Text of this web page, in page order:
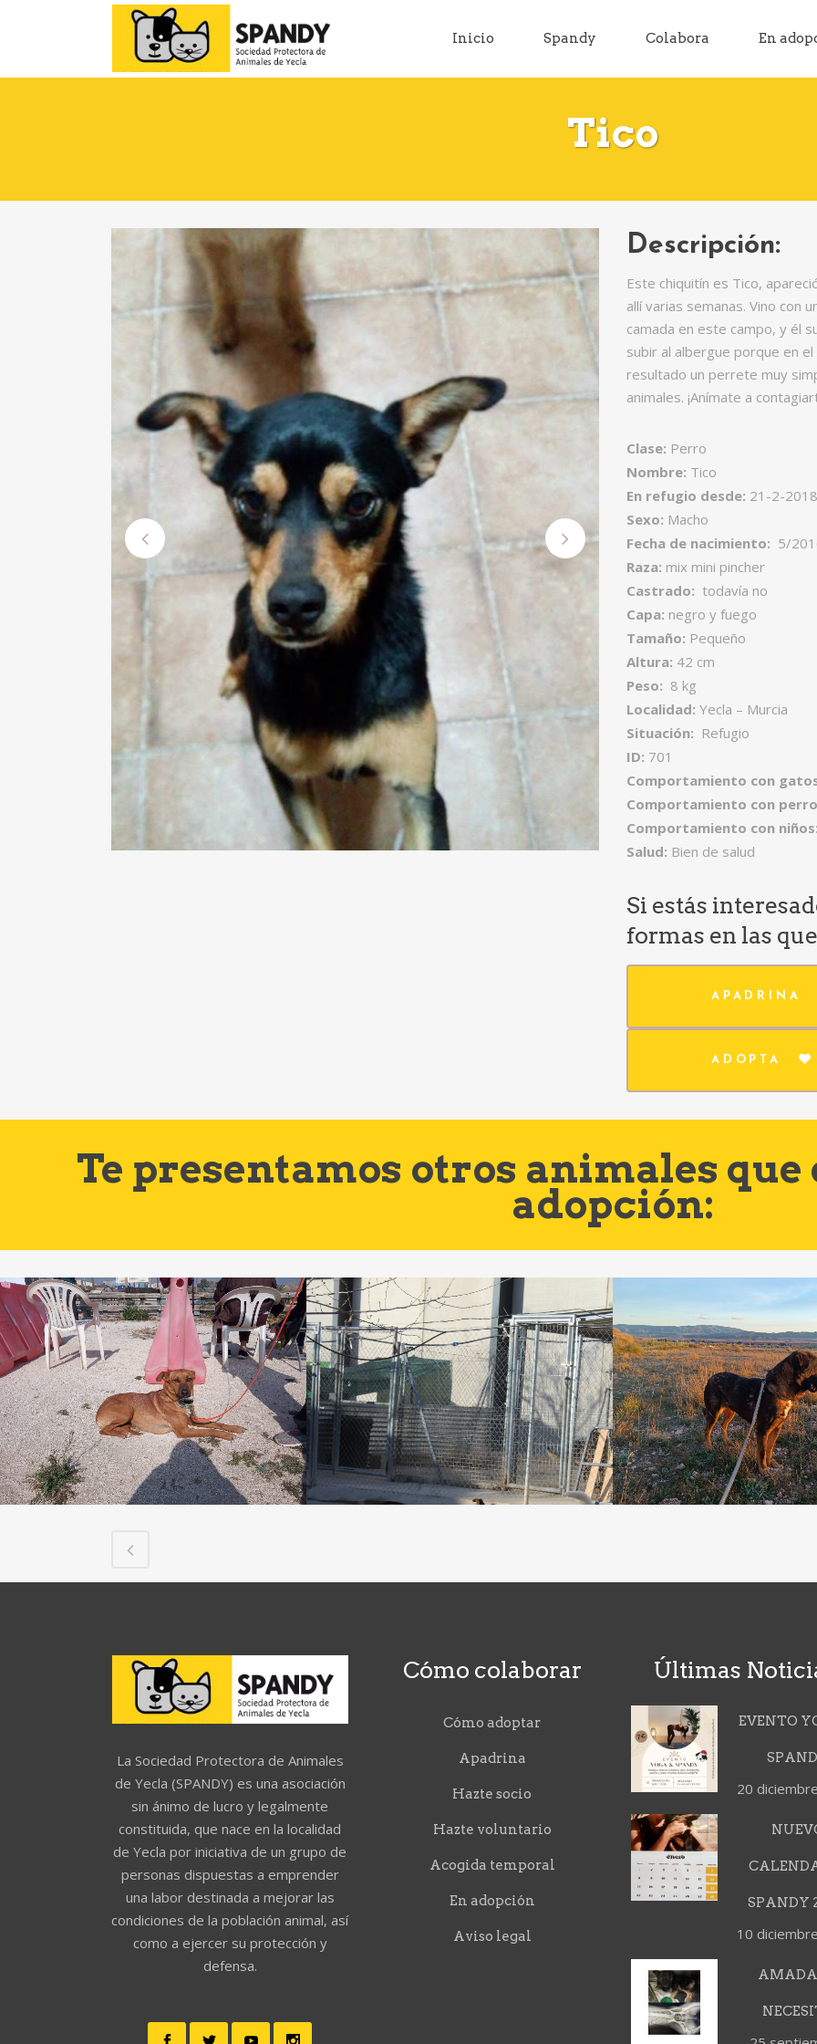
Inicio Spandy Colabora En
Tico
Descripción:
Este chiquitín es Tico,
allí varias semanas. Vino con
camada en este campo, y él
subir al albergue porque en
resultado un perrete muy
animales. ¡Anímate a
Clase: Perro
Nombre: Tico
En refugio desde: 21-2-2018
Sexo: Macho
Fecha de nacimiento: 5/
Raza: mix mini pincher
Castrado: todavía no
Capa: negro y fuego
Tamaño: Pequeño
Altura: 42 cm
Peso: 8 kg
Localidad: Yecla – Murcia
Situación: Refugio
ID: 701
Comportamiento con
Comportamiento con
Comportamiento con
Salud: Bien de salud
Si estás
formas en las
APADRINA
ADOPTA
Te presentamos otros animales que
adopción:
La Sociedad Protectora de Animales
de Yecla (SPANDY) es una asociación
sin ánimo de lucro y legalmente
constituida, que nace en la localidad
de Yecla por iniciativa de un grupo de
personas dispuestas a emprender
una labor destinada a mejorar las
condiciones de la población animal, así
como a ejercer su protección y
defensa.
Cómo colaborar
Cómo adoptar
Apadrina
Hazte socio
Hazte voluntario
Acogida temporal
En adopción
Aviso legal
Últimas
EVENTO
20
SPANDY
10
AMADA